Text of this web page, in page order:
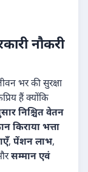
नौकरी
भर की सुरक्षा
हैं क्योंकि
निश्चित वेतन
किराया भत्ता
, पेंशन लाभ,
सम्मान एवं